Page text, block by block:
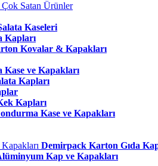
Satan Ürünler
Kaseleri
Kapları
Kovalar & Kapakları
Kase ve Kapakları
Kapları
Kapları
Kase ve Kapakları
Demirpack Karton Gıda
Kap ve Kapakları